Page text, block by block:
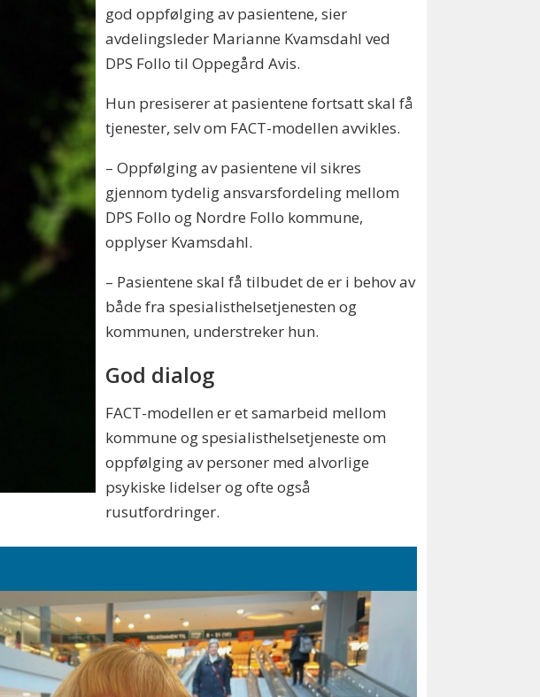
god oppfølging av pasientene, sier
avdelingsleder Marianne Kvamsdahl ved
DPS Follo til Oppegård Avis.
Hun presiserer at pasientene fortsatt skal få
tjenester, selv om FACT-modellen avvikles.
– Oppfølging av pasientene vil sikres
gjennom tydelig ansvarsfordeling mellom
DPS Follo og Nordre Follo kommune,
opplyser Kvamsdahl.
– Pasientene skal få tilbudet de er i behov av
både fra spesialisthelsetjenesten og
kommunen, understreker hun.
God dialog
FACT-modellen er et samarbeid mellom
kommune og spesialisthelsetjeneste om
oppfølging av personer med alvorlige
psykiske lidelser og ofte også
rusutfordringer.